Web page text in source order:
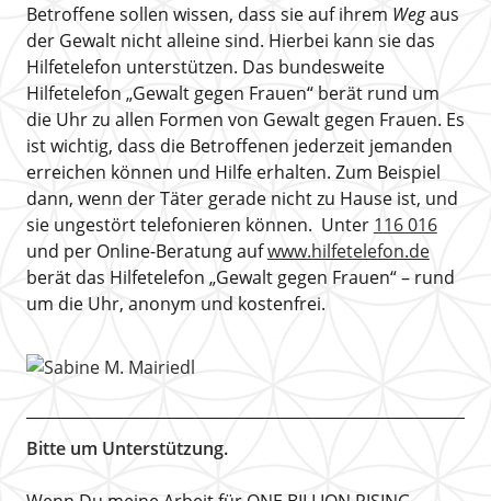
Betroffene sollen wissen, dass sie auf ihrem Wegaus
der Gewalt nicht alleine sind. Hierbei kann sie das
Hilfetelefon unterstützen. Das bundesweite
Hilfetelefon „Gewalt gegen Frauen“ berät rund um
die Uhr zu allen Formen von Gewalt gegen Frauen. Es
ist wichtig, dass die Betroffenen jederzeit jemanden
erreichen können und Hilfe erhalten. Zum Beispiel
dann, wenn der Täter gerade nicht zu Hause ist, und
sie ungestört telefonieren können. Unter 116 016
und per Online-Beratung aufwww.hilfetelefon.de
berät das Hilfetelefon „Gewalt gegen Frauen“ – rund
um die Uhr, anonym und kostenfrei.
Bitte um Unterstützung.